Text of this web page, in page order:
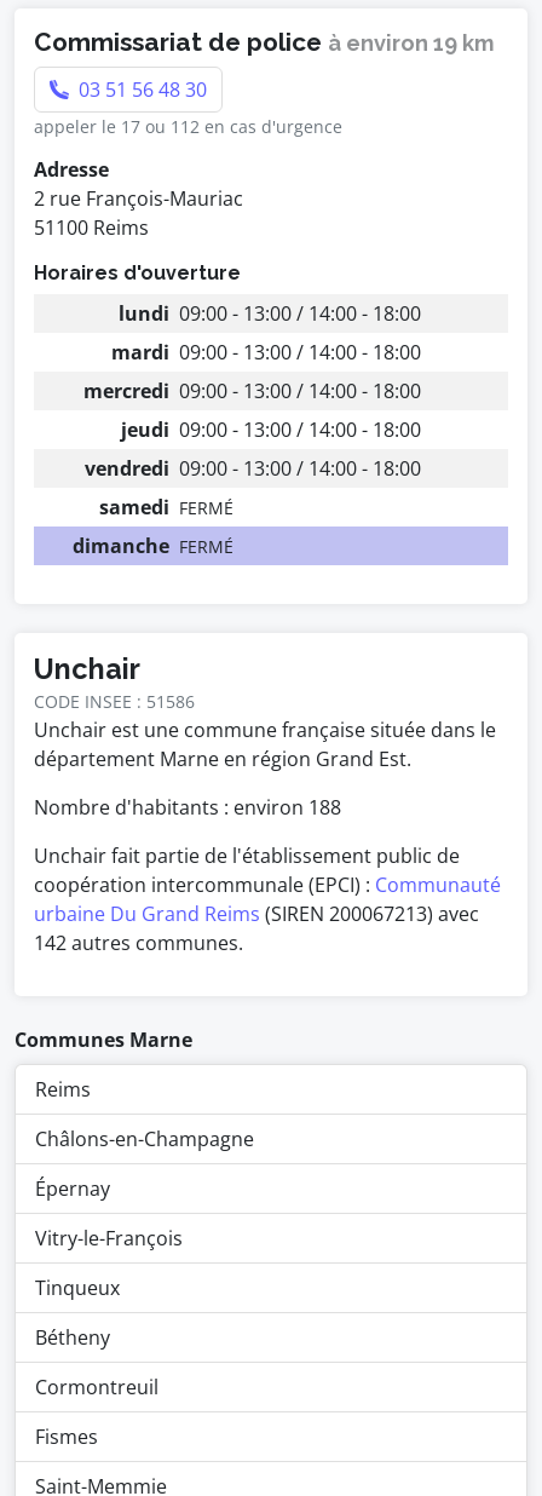
Commissariat de police à environ 19 km
03 51 56 48 30
appeler le 17 ou 112 en cas d'urgence
Adresse
2 rue François-Mauriac
51100 Reims
Horaires d'ouverture
lundi 09:00 - 13:00 / 14:00 - 18:00
mardi 09:00 - 13:00 / 14:00 - 18:00
mercredi 09:00 - 13:00 / 14:00 - 18:00
jeudi 09:00 - 13:00 / 14:00 - 18:00
vendredi 09:00 - 13:00 / 14:00 - 18:00
samedi FERMÉ
dimanche FERMÉ
Unchair
CODE INSEE : 51586
Unchair est une commune française située dans le
département Marne en région Grand Est.
Nombre d'habitants : environ 188
Unchair fait partie de l'établissement public de
coopération intercommunale (EPCI) : Communauté
urbaine Du Grand Reims (SIREN 200067213) avec
142 autres communes.
Communes Marne
Reims
Châlons-en-Champagne
Épernay
Vitry-le-François
Tinqueux
Bétheny
Cormontreuil
Fismes
Saint-Memmie